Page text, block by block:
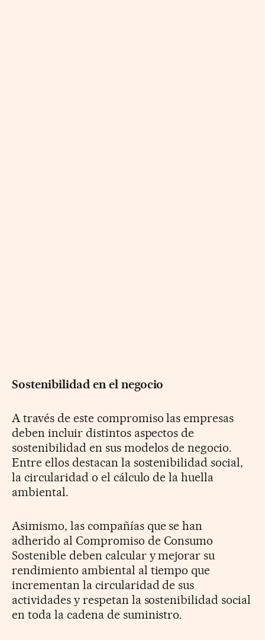
Sostenibilidad en el negocio
A través de este compromiso las empresas
deben incluir distintos aspectos de
sostenibilidad en sus modelos de negocio.
Entre ellos destacan la sostenibilidad social,
la circularidad o el cálculo de la huella
ambiental.
Asimismo, las compañías que se han
adherido al Compromiso de Consumo
Sostenible deben calcular y mejorar su
rendimiento ambiental al tiempo que
incrementan la circularidad de sus
actividades y respetan la sostenibilidad social
en toda la cadena de suministro.